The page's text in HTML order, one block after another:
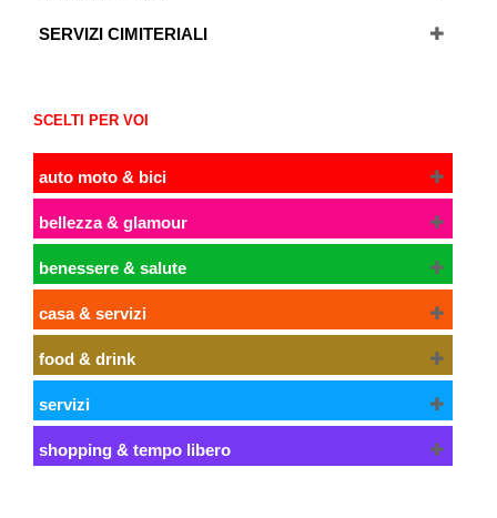
SERVIZI CIMITERIALI
SCELTI PER VOI
auto moto & bici
bellezza & glamour
benessere & salute
casa & servizi
food & drink
servizi
shopping & tempo libero